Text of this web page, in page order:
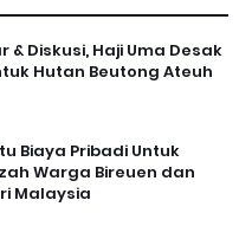
& Diskusi, Haji Uma Desak
Hutan Beutong Ateuh
Biaya Pribadi Untuk
Warga Bireuen dan
Malaysia